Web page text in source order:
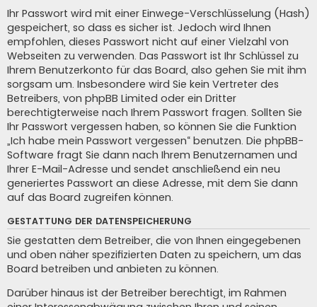
Ihr Passwort wird mit einer Einwege-Verschlüsselung (Hash)
gespeichert, so dass es sicher ist. Jedoch wird Ihnen
empfohlen, dieses Passwort nicht auf einer Vielzahl von
Webseiten zu verwenden. Das Passwort ist Ihr Schlüssel zu
Ihrem Benutzerkonto für das Board, also gehen Sie mit ihm
sorgsam um. Insbesondere wird Sie kein Vertreter des
Betreibers, von phpBB Limited oder ein Dritter
berechtigterweise nach Ihrem Passwort fragen. Sollten Sie
Ihr Passwort vergessen haben, so können Sie die Funktion
„Ich habe mein Passwort vergessen“ benutzen. Die phpBB-
Software fragt Sie dann nach Ihrem Benutzernamen und
Ihrer E-Mail-Adresse und sendet anschließend ein neu
generiertes Passwort an diese Adresse, mit dem Sie dann
auf das Board zugreifen können.
GESTATTUNG DER DATENSPEICHERUNG
Sie gestatten dem Betreiber, die von Ihnen eingegebenen
und oben näher spezifizierten Daten zu speichern, um das
Board betreiben und anbieten zu können.
Darüber hinaus ist der Betreiber berechtigt, im Rahmen